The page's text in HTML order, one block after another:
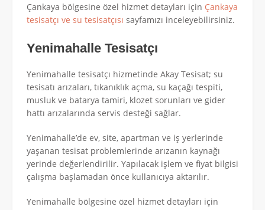
Çankaya bölgesine özel hizmet detayları için Çankaya
tesisatçı ve su tesisatçısı sayfamızı inceleyebilirsiniz.
Yenimahalle Tesisatçı
Yenimahalle tesisatçı hizmetinde Akay Tesisat; su
tesisatı arızaları, tıkanıklık açma, su kaçağı tespiti,
musluk ve batarya tamiri, klozet sorunları ve gider
hattı arızalarında servis desteği sağlar.
Yenimahalle’de ev, site, apartman ve iş yerlerinde
yaşanan tesisat problemlerinde arızanın kaynağı
yerinde değerlendirilir. Yapılacak işlem ve fiyat bilgisi
çalışma başlamadan önce kullanıcıya aktarılır.
Yenimahalle bölgesine özel hizmet detayları için